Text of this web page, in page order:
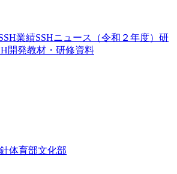
業績SSHニュース（令和２年度） 研
開発教材・研修資料
体育部文化部